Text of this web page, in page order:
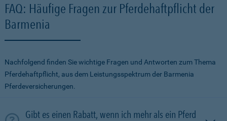
FAQ: Häufige Fragen zur Pferdehaftpflicht der
Barmenia
Nachfolgend finden Sie wichtige Fragen und Antworten zum Thema
Pferdehaftpflicht, aus dem Leistungsspektrum der Barmenia
Pferdeversicherungen.
Gibt es einen Rabatt, wenn ich mehr als ein Pferd